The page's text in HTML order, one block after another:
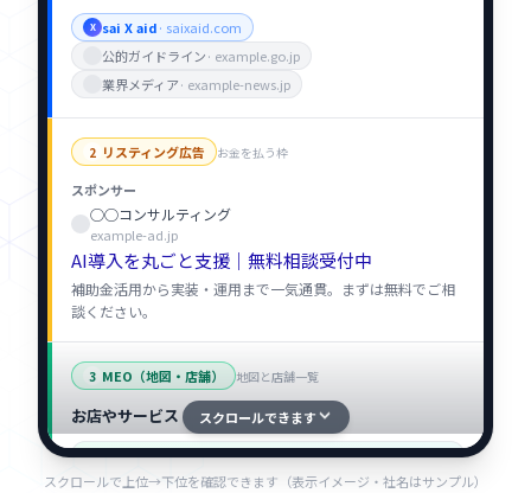
X sai X aid· saixaid.com
公的ガイドライン· example.go.jp
業界メディア· example-news.jp
2 リスティング広告 お金を払う枠
スポンサー
◯◯コンサルティング
example-ad.jp
AI導入を丸ごと支援｜無料相談受付中
補助金活用から実装・運用まで一気通貫。まずは無料でご相
談ください。
3 MEO（地図・店舗） 地図と店舗一覧
お店やサービス スクロールできます
スクロールで上位→下位を確認できます（表示イメージ・社名はサンプル）